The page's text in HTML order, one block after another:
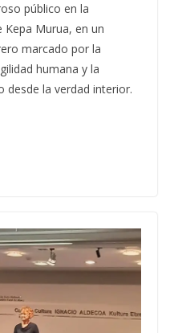
público en la
Murua, en un
marcado por la
humana y la
desde la verdad interior.